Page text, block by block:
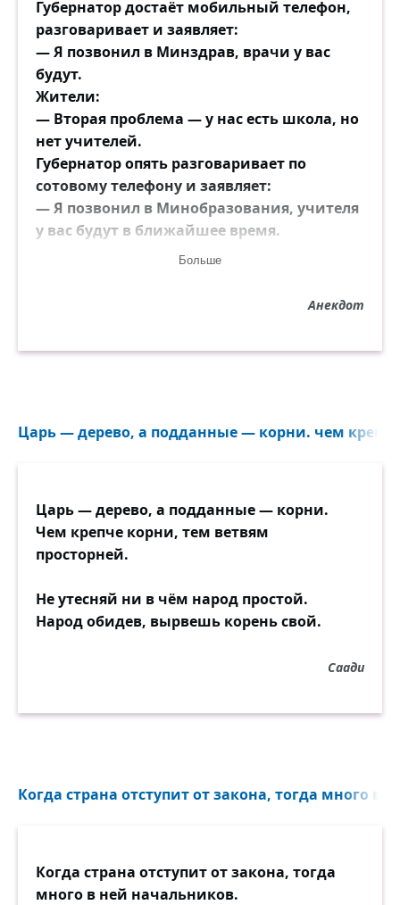
чванства?!
А коль не хочешь, так совет прими:
В какое б ты ни выходил «начальство»,
Душой останься всё-таки с людьми!
Губернатор достаёт мобильный телефон,
разговаривает и заявляет:
— Я позвонил в Минздрав, врачи у вас
будут.
Жители:
— Вторая проблема — у нас есть школа, но
нет учителей.
Губернатор опять разговаривает по
сотовому телефону и заявляет:
— Я позвонил в Минобразования, учителя
у вас будут в ближайшее время.
Больше
Анекдот
Царь — дерево, а подданные — корни. чем
Царь — дерево, а подданные — корни.
Чем крепче корни, тем ветвям
просторней.
Не утесняй ни в чём народ простой.
Народ обидев, вырвешь корень свой.
Саади
Когда страна отступит от закона, тогда много в
Когда страна отступит от закона, тогда
много в ней начальников.